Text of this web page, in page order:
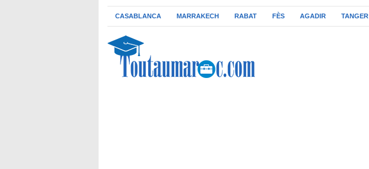
CASABLANCA MARRAKECH RABAT FÈS AGADIR TANGER